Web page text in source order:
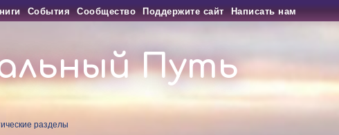
События Сообщество Поддержите сайт Написать нам
Путь
разделы